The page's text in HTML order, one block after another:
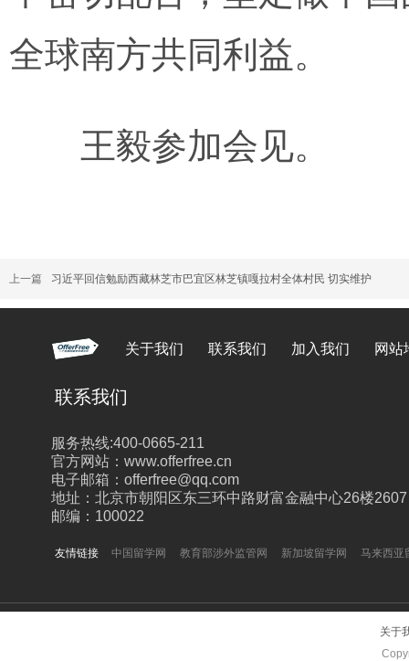
全球南方共同利益。
王毅参加会见。
上一篇 习近平回信勉励西藏林芝市巴宜区林芝镇嘎拉村全体村民 切实维护
关于我们 联系我们 加入我们 网站
中国留学网 教育部涉外监管网 新加坡留学网 马来西亚
服务热线:400-0665-211
官方网站：www.offerfree.cn
电子邮箱：offerfree@qq.com
地址：北京市朝阳区东三环中路财富金融中心26楼2607
邮编：100022
联系我们
友情链接
关于